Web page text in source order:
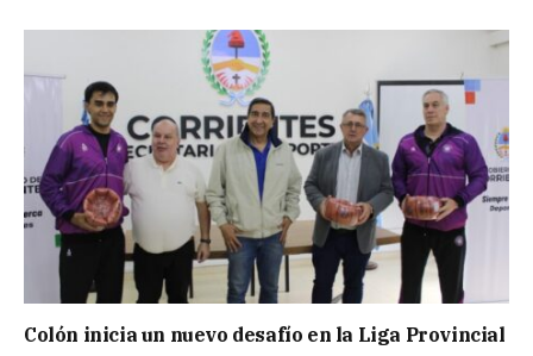
Colón inicia un nuevo desafío en la Liga Provincial